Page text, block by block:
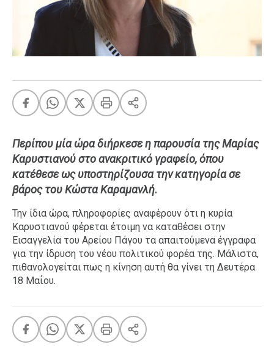
Πάσχα Eurovision
Retro Summer
OMG LOL
A-List LGBTQI+
Xmas
LIFE
Food
Body+Mind
Ταξίδια
Style
Σπίτι
Family
Σχέσεις
AGENDA
Agenda
Επιλογές
Περίπου μία ώρα διήρκεσε η παρουσία της Μαρίας
Καρυστιανού στο ανακριτικό γραφείο, όπου
κατέθεσε ως υποστηρίζουσα την κατηγορία σε
βάρος του Κώστα Καραμανλή.
Την ίδια ώρα, πληροφορίες αναφέρουν ότι η κυρία
Καρυστιανού φέρεται έτοιμη να καταθέσει στην
Εισαγγελία του Αρείου Πάγου τα απαιτούμενα έγγραφα
για την ίδρυση του νέου πολιτικού φορέα της. Μάλιστα,
πιθανολογείται πως η κίνηση αυτή θα γίνει τη Δευτέρα
18 Μαΐου.